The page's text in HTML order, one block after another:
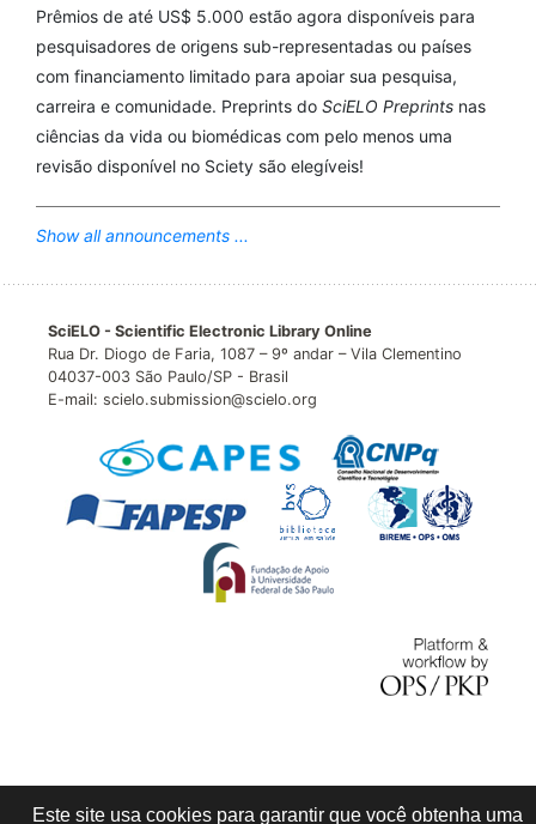
Prêmios de até US$ 5.000 estão agora disponíveis para
pesquisadores de origens sub-representadas ou países
com financiamento limitado para apoiar sua pesquisa,
carreira e comunidade. Preprints do SciELO Preprints nas
ciências da vida ou biomédicas com pelo menos uma
revisão disponível no Sciety são elegíveis!
Show all announcements ...
SciELO - Scientific Electronic Library Online
Rua Dr. Diogo de Faria, 1087 – 9º andar – Vila Clementino
04037-003 São Paulo/SP - Brasil
E-mail: scielo.submission@scielo.org
Este site usa cookies para garantir que você obtenha uma